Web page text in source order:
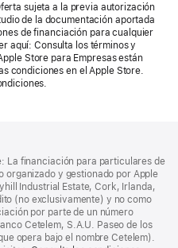
sujeta a la previa autorización
de la documentación aportada
de financiación para cualquier
aquí: Consulta los términos y
Store para Empresas están
condiciones en el Apple Store.
La financiación para particulares de
organizado y gestionado por Apple
Industrial Estate, Cork, Irlanda,
(no exclusivamente) y no como
por parte de un número
Cetelem, S.A.U. Paseo de los
opera bajo el nombre Cetelem).